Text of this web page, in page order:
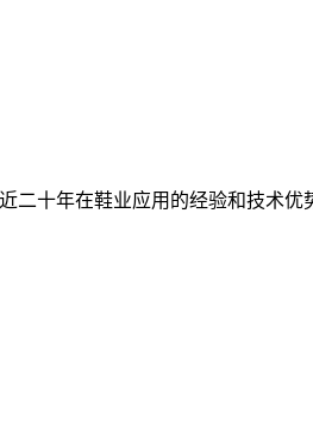
二十年在鞋业应用的经验和技术